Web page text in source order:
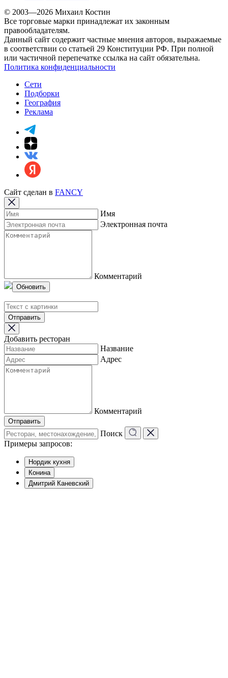
© 2003—2026 Михаил Костин
Все торговые марки принадлежат их законным
правообладателям.
Данный сайт содержит частные мнения авторов, выражаемые
в соответствии со статьей 29 Конституции РФ. При полной
или частичной перепечатке ссылка на сайт обязательна.
Политика конфиденциальности
Сети
Подборки
География
Реклама
Сайт сделан в FANCY
Имя
Электронная почта
Комментарий
Обновить
Отправить
Добавить ресторан
Название
Адрес
Комментарий
Отправить
Поиск
Примеры запросов:
Нордик кухня
Конина
Дмитрий Каневский